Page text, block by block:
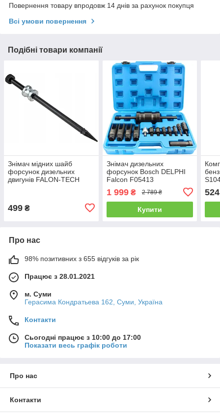
Повернення товару впродовж 14 днів за рахунок покупця
Всі умови повернення
Подібні товари компанії
Знімач мідних шайб
форсунок дизельних
двигунів FALON-TECH
499 ₴
Знімач дизельних
форсунок Bosch DELPHI
Falcon F05413
1 999₴ 2 789 ₴
Купити
524
Про нас
98% позитивних з 655 відгуків за рік
Працює з 28.01.2021
м. Суми
Герасима Кондратьева 162, Суми, Україна
Контакти
Сьогодні працює з 10:00 до 17:00
Показати весь графік роботи
Про нас
Контакти